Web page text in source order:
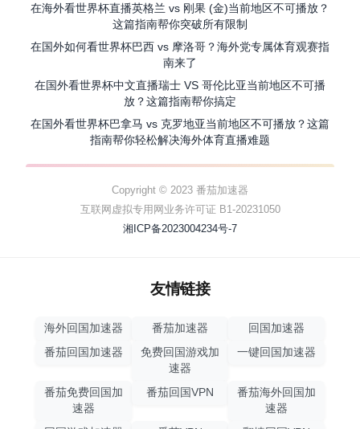
在海外看世界杯直播英格兰 vs 刚果 (金)当前地区不可播放？
这篇指南帮你突破所有限制
在国外如何看世界杯巴西 vs 摩洛哥？海外党专属体育观赛指
南来了
在国外看世界杯中文直播瑞士 VS 哥伦比亚当前地区不可播
放？这篇指南帮你搞定
在国外看世界杯巴拿马 vs 克罗地亚当前地区不可播放？这篇
指南帮你轻松解决海外体育直播难题
Copyright © 2023 番茄加速器
互联网虚拟专用网业务许可证 B1-20231050
湘ICP备2023004234号-7
友情链接
海外回国加速器 番茄加速器
回国加速器
番茄回国加速器
免费回国游戏加
速器
一键回国加速器
番茄免费回国加
速器
番茄回国VPN
番茄海外回国加
速器